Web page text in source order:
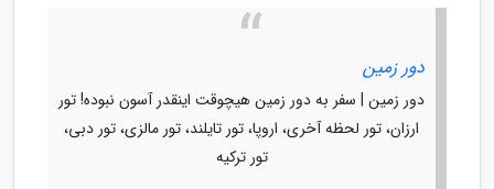
دور زمین
دور زمین | سفر به دور زمین هیچوقت اینقدر آسون نبوده! تور
ارزان، تور لحظه آخری، اروپا، تور تایلند، تور مالزی، تور دبی،
تور ترکیه